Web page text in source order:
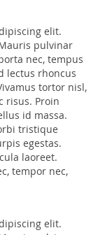
elit.
pulvinar
nec, tempus
lectus rhoncus
tortor nisl,
risus. Proin
id massa.
tristique
egestas.
laoreet.
tempor nec,
elit.